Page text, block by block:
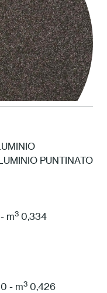
PUNTINATO
m3 0,334
- m3 0,426